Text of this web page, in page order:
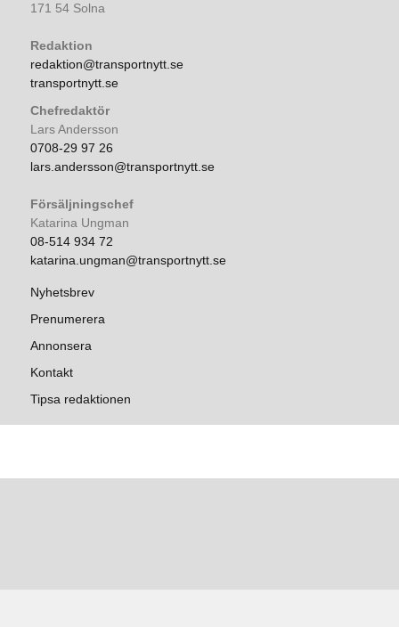
171 54 Solna
Redaktion
redaktion@transportnytt.se
transportnytt.se
Chefredaktör
Lars Andersson
0708-29 97 26
lars.andersson@transportnytt.se
Försäljningschef
Katarina Ungman
08-514 934 72
katarina.ungman@transportnytt.se
Nyhetsbrev
Prenumerera
Annonsera
Kontakt
Tipsa redaktionen